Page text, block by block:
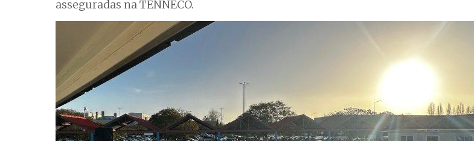
asseguradas na TENNECO.